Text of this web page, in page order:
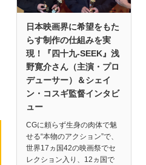
日本映画界に希望をもた
らす制作の仕組みを実
現！『四十九-SEEK』浅
野寛介さん（主演・プロ
デューサー）＆シェイ
ン・コスギ監督インタビ
ュー
CGに頼らず生身の肉体で魅
せる“本物のアクション”で、
世界17ヵ国42の映画祭でセ
レクション入り、12ヵ国で